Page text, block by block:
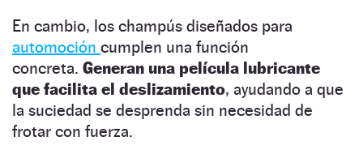
En cambio, los champús diseñados para
automoción cumplen una función
concreta. Generan una película lubricante
que facilita el deslizamiento, ayudando a que
la suciedad se desprenda sin necesidad de
frotar con fuerza.